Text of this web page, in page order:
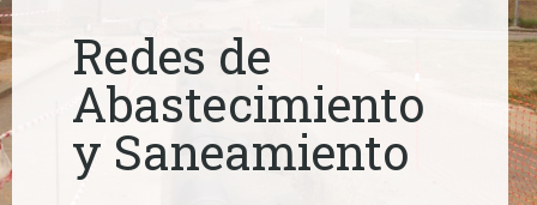
Redes de
Abastecimiento
y Saneamiento